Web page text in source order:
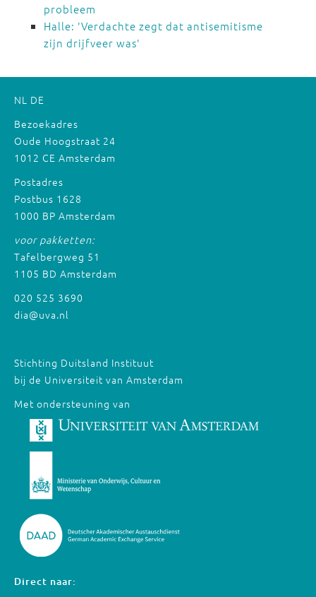
probleem
Halle: 'Verdachte zegt dat antisemitisme
zijn drijfveer was'
NL DE
Bezoekadres
Oude Hoogstraat 24
1012 CE Amsterdam
Postadres
Postbus 1628
1000 BP Amsterdam
voor pakketten:
Tafelbergweg 51
1105 BD Amsterdam
020 525 3690
dia@uva.nl
Stichting Duitsland Instituut
bij de Universiteit van Amsterdam
Met ondersteuning van
Direct naar: